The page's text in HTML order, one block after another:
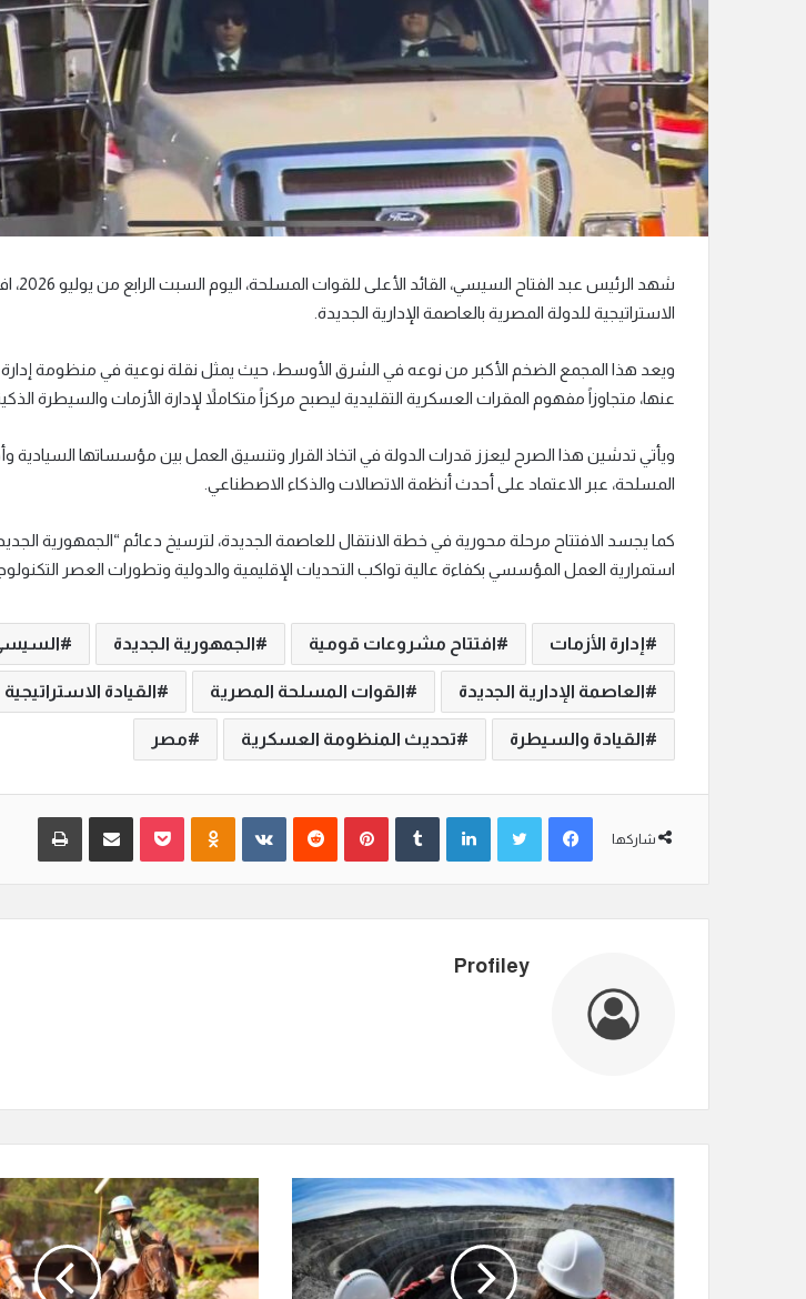
ن
ي
شهد الرئيس عبد
الاستراتيجية للدولة المصرية بالعاصمة الإدارية الجديدة.
ويعد هذا المجمع الضخم الأكبر من نوعه في الشرق الأوسط، حيث يمثل نقلة نوعية في منظومة إدارة
عنها، متجاوزاً مفهوم المقرات العسكرية التقليدية ليصبح مركزاً متكاملاً لإدارة الأزمات والسيطرة
ويأتي تدشين هذا الصرح ليعزز قدرات الدولة في اتخاذ القرار وتنسيق العمل بين مؤسساتها السيادية
المسلحة، عبر الاعتماد على أحدث أنظمة الاتصالات والذكاء الاصطناعي.
كما يجسد الافتتاح مرحلة محورية في خطة الانتقال للعاصمة الجديدة، لترسيخ دعائم “الجمهورية
استمرارية العمل المؤسسي بكفاءة عالية تواكب التحديات الإقليمية والدولية وتطورات العصر
إدارة الأزمات افتتاح مشروعات قومية الجمهورية الجديدة
العاصمة الإدارية الجديدة القوات المسلحة المصرية القيادة الاستراتيجية
القيادة والسيطرة تحديث المنظومة العسكرية مصر
شاركها
فيسبوك لينكدإن بينتيريست ‏VKontakte بوكيت
Profiley